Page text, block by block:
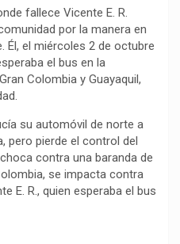
fallece Vicente E. R.
por la manera en
Él, el miércoles 2 de octubre
el bus en la
Colombia y Guayaquil,
su automóvil de norte a
pero pierde el control del
contra una baranda de
se impacta contra
E. R., quien esperaba el bus